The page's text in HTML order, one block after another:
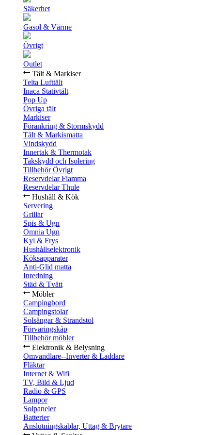
Säkerhet
Gasol & Värme
Övrigt
Outlet
Tält & Markiser
Telta Lufttält
Inaca Stativtält
Pop Up
Övriga tält
Markiser
Förankring & Stormskydd
Tält & Markismatta
Vindskydd
Innertak & Thermotak
Takskydd och Isolering
Tillbehör Övrigt
Reservdelar Fiamma
Reservdelar Thule
Hushåll & Kök
Servering
Grillar
Spis & Ugn
Omnia Ugn
Kyl & Frys
Hushållselektronik
Köksapparater
Anti-Glid matta
Inredning
Städ & Tvätt
Möbler
Campingbord
Campingstolar
Solsängar & Strandstol
Förvaringskåp
Tillbehör möbler
Elektronik & Belysning
Omvandlare--Inverter & Laddare
Fläktar
Internet & Wifi
TV, Bild & Ljud
Radio & GPS
Lampor
Solpaneler
Batterier
Anslutningskablar, Uttag & Brytare